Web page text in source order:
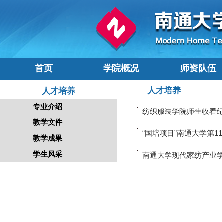
首页 学院概况 师资队伍
人才培养
专业介绍
教学文件
教学成果
学生风采
人才培养
纺织服装学院师生收看
“国培项目”南通大学第
南通大学现代家纺产业